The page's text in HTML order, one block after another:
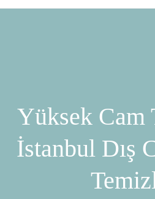
Yüksek Cam
İstanbul Dış